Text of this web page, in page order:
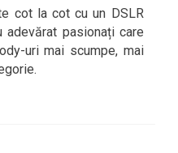
cot la cot cu un DSLR
pasionați care
uri mai scumpe, mai